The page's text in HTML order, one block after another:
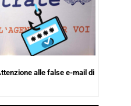
alle false e-mail di